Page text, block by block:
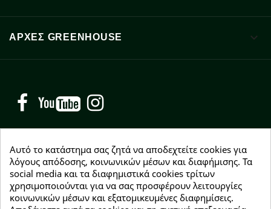
ΑΡΧΈΣ GREENHOUSE 
Facebook YouTube
NEWSLETTER
Εγγραφείτε δωρεάν και θα είστε οι πρώτοι που θα
λάβετε τα νέα μας γύρω από προσφορές, εκπτώσεις
Αυτό το κατάστημα σας ζητά να αποδεχτείτε cookies για
λόγους απόδοσης, κοινωνικών μέσων και διαφήμισης. Τα
social media και τα διαφημιστικά cookies τρίτων
χρησιμοποιούνται για να σας προσφέρουν λειτουργίες
κοινωνικών μέσων και εξατομικευμένες διαφημίσεις.